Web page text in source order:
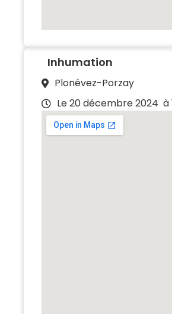
Inhumation
Plonévez-Porzay
Le 20 décembre 2024 à